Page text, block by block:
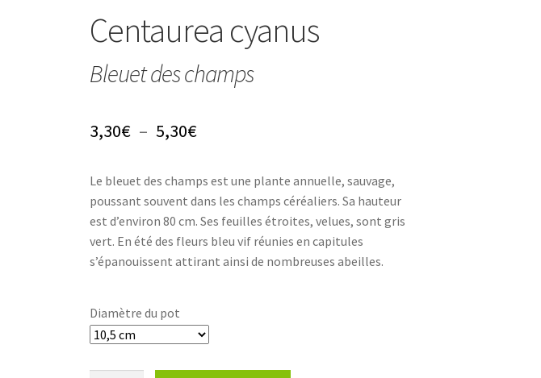
Centaurea cyanus
Bleuet des champs
3,30€ – 5,30€Plage
prix :
3,30€
à
Le bleuet des champs est une plante annuelle, sauvage,
poussant souvent dans les champs céréaliers. Sa hauteur
est d’environ 80 cm. Ses feuilles étroites, velues, sont gris
vert. En été des fleurs bleu vif réunies en capitules
s’épanouissent attirant ainsi de nombreuses abeilles.
Diamètre du pot